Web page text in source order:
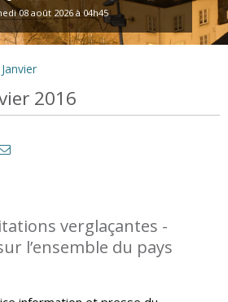
08 août 2026 à 04h45
Janvier
2016
verglaçantes -
l’ensemble du pays